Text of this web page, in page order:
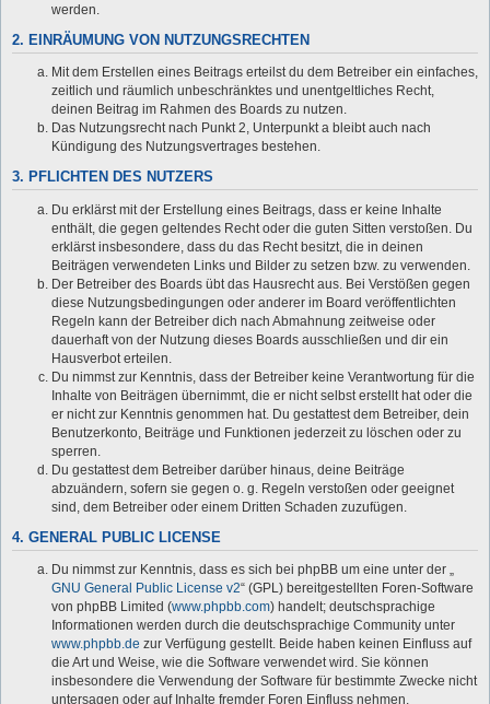
werden.
2. EINRÄUMUNG VON NUTZUNGSRECHTEN
Mit dem Erstellen eines Beitrags erteilst du dem Betreiber ein einfaches,
zeitlich und räumlich unbeschränktes und unentgeltliches Recht,
deinen Beitrag im Rahmen des Boards zu nutzen.
Das Nutzungsrecht nach Punkt 2, Unterpunkt a bleibt auch nach
Kündigung des Nutzungsvertrages bestehen.
3. PFLICHTEN DES NUTZERS
Du erklärst mit der Erstellung eines Beitrags, dass er keine Inhalte
enthält, die gegen geltendes Recht oder die guten Sitten verstoßen. Du
erklärst insbesondere, dass du das Recht besitzt, die in deinen
Beiträgen verwendeten Links und Bilder zu setzen bzw. zu verwenden.
Der Betreiber des Boards übt das Hausrecht aus. Bei Verstößen gegen
diese Nutzungsbedingungen oder anderer im Board veröffentlichten
Regeln kann der Betreiber dich nach Abmahnung zeitweise oder
dauerhaft von der Nutzung dieses Boards ausschließen und dir ein
Hausverbot erteilen.
Du nimmst zur Kenntnis, dass der Betreiber keine Verantwortung für die
Inhalte von Beiträgen übernimmt, die er nicht selbst erstellt hat oder die
er nicht zur Kenntnis genommen hat. Du gestattest dem Betreiber, dein
Benutzerkonto, Beiträge und Funktionen jederzeit zu löschen oder zu
sperren.
Du gestattest dem Betreiber darüber hinaus, deine Beiträge
abzuändern, sofern sie gegen o. g. Regeln verstoßen oder geeignet
sind, dem Betreiber oder einem Dritten Schaden zuzufügen.
4. GENERAL PUBLIC LICENSE
Du nimmst zur Kenntnis, dass es sich bei phpBB um eine unter der „
GNU General Public License v2“ (GPL) bereitgestellten Foren-Software
von phpBB Limited (www.phpbb.com) handelt; deutschsprachige
Informationen werden durch die deutschsprachige Community unter
www.phpbb.de zur Verfügung gestellt. Beide haben keinen Einfluss auf
die Art und Weise, wie die Software verwendet wird. Sie können
insbesondere die Verwendung der Software für bestimmte Zwecke nicht
untersagen oder auf Inhalte fremder Foren Einfluss nehmen.